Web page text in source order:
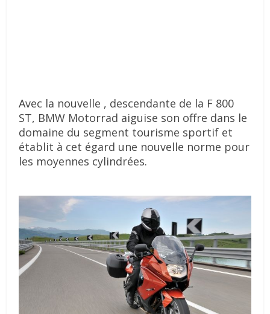
Avec la nouvelle , descendante de la F 800
ST, BMW Motorrad aiguise son offre dans le
domaine du segment tourisme sportif et
établit à cet égard une nouvelle norme pour
les moyennes cylindrées.